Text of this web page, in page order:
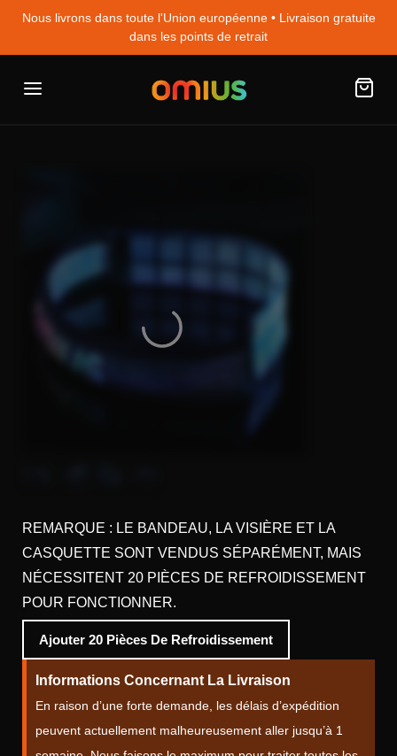
Nous livrons dans toute l'Union européenne • Livraison gratuite
dans les points de retrait
REMARQUE : LE BANDEAU, LA VISIÈRE ET LA
CASQUETTE SONT VENDUS SÉPARÉMENT, MAIS
NÉCESSITENT 20 PIÈCES DE REFROIDISSEMENT
POUR FONCTIONNER.
Ajouter 20 Pièces De Refroidissement
Informations Concernant La Livraison
En raison d’une forte demande, les délais d’expédition
peuvent actuellement malheureusement aller jusqu’à 1